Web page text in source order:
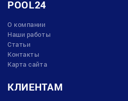
POOL24
О компании
Наши работы
Статьи
Контакты
Карта сайта
КЛИЕНТАМ